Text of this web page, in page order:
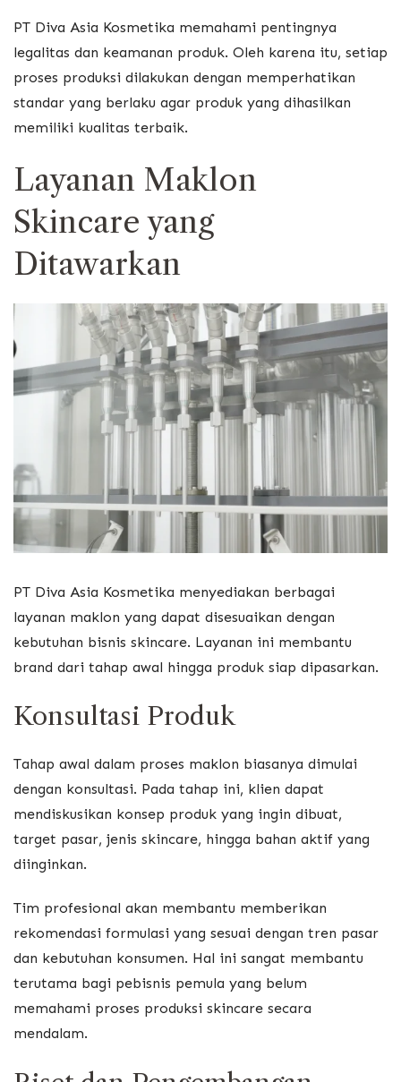
PT Diva Asia Kosmetika memahami pentingnya
legalitas dan keamanan produk. Oleh karena itu, setiap
proses produksi dilakukan dengan memperhatikan
standar yang berlaku agar produk yang dihasilkan
memiliki kualitas terbaik.
Layanan Maklon
Skincare yang
Ditawarkan
PT Diva Asia Kosmetika menyediakan berbagai
layanan maklon yang dapat disesuaikan dengan
kebutuhan bisnis skincare. Layanan ini membantu
brand dari tahap awal hingga produk siap dipasarkan.
Konsultasi Produk
Tahap awal dalam proses maklon biasanya dimulai
dengan konsultasi. Pada tahap ini, klien dapat
mendiskusikan konsep produk yang ingin dibuat,
target pasar, jenis skincare, hingga bahan aktif yang
diinginkan.
Tim profesional akan membantu memberikan
rekomendasi formulasi yang sesuai dengan tren pasar
dan kebutuhan konsumen. Hal ini sangat membantu
terutama bagi pebisnis pemula yang belum
memahami proses produksi skincare secara
mendalam.